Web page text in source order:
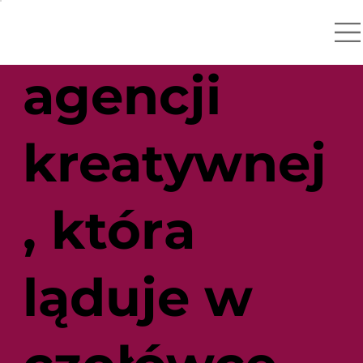
agencji
kreatywnej
, która
ląduje w